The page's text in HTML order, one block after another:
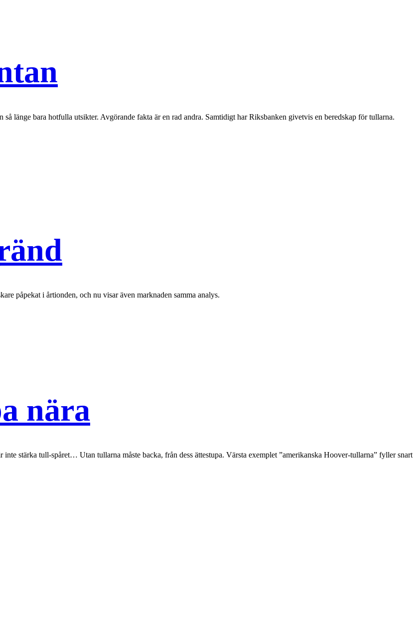
länge bara hotfulla utsikter. Avgörande fakta är en rad andra. Samtidigt har Riksbanken givetvis en beredskap för tullarna.
påpekat i årtionden, och nu visar även marknaden samma analys.
nära
stärka tull-spåret… Utan tullarna måste backa, från dess ättestupa. Värsta exemplet ”amerikanska Hoover-tullarna” fyller snart